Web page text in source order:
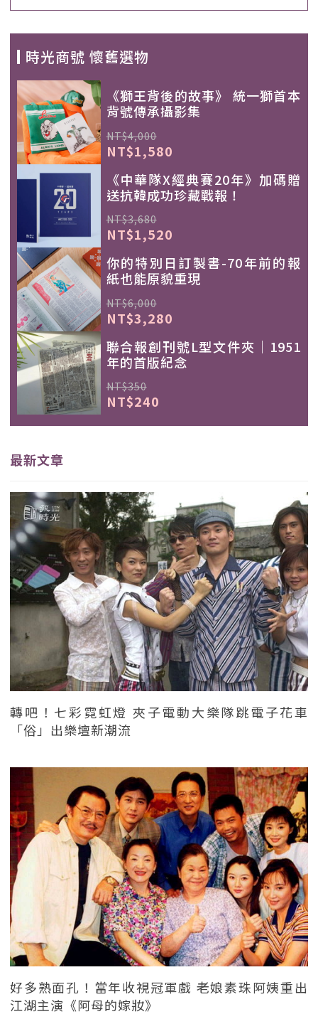
時光商號 懷舊選物
《獅王背後的故事》 統一獅首本
背號傳承攝影集
NT$4,000
NT$1,580
《中華隊X經典賽20年》加碼贈
送抗韓成功珍藏戰報！
NT$3,680
NT$1,520
你的特別日訂製書-70年前的報
紙也能原貌重現
NT$6,000
NT$3,280
聯合報創刊號L型文件夾｜1951
年的首版紀念
NT$350
NT$240
最新文章
轉吧！七彩霓虹燈 夾子電動大樂隊跳電子花車
「俗」出樂壇新潮流
好多熟面孔！當年收視冠軍戲 老娘素珠阿姨重出
江湖主演《阿母的嫁妝》